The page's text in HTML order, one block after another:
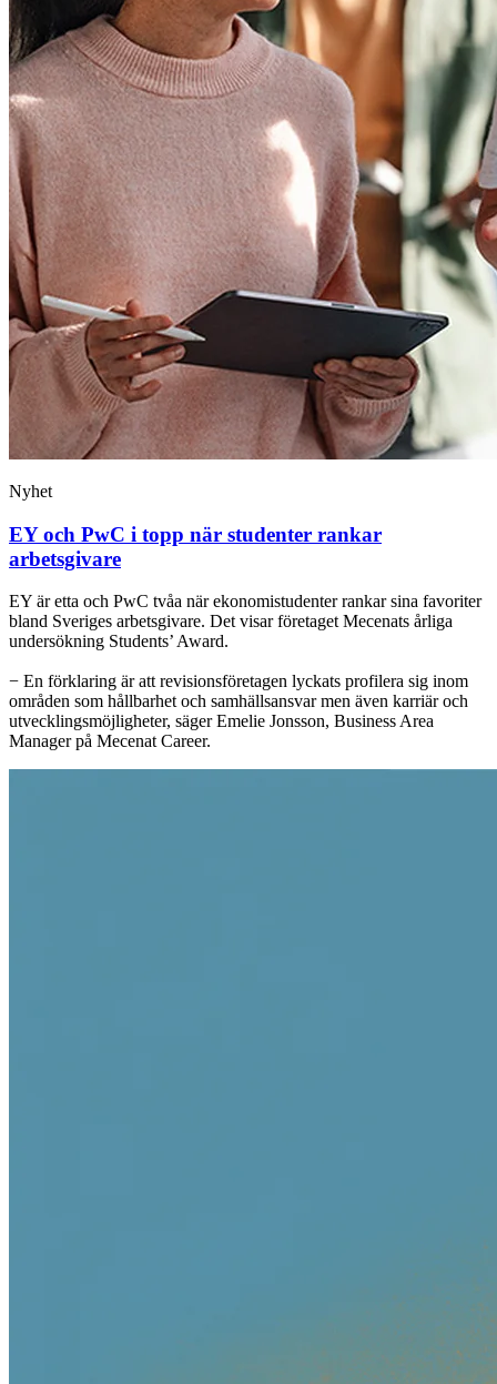
Nyhet
EY och PwC i topp när studenter rankar
arbetsgivare
EY är etta och PwC tvåa när ekonomistudenter rankar sina favoriter
bland Sveriges arbetsgivare. Det visar företaget Mecenats årliga
undersökning Students’ Award.
− En förklaring är att revisionsföretagen lyckats profilera sig inom
områden som hållbarhet och samhällsansvar men även karriär och
utvecklingsmöjligheter, säger Emelie Jonsson, Business Area
Manager på Mecenat Career.